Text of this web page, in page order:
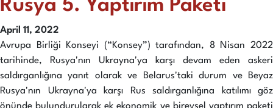
Rusya 5. Yaptırım Paketi
April 11, 2022
Avrupa Birliği Konseyi (“Konsey”) tarafından, 8 Nisan 2022
tarihinde, Rusya'nın Ukrayna'ya karşı devam eden askeri
saldırganlığına yanıt olarak ve Belarus'taki durum ve Beyaz
Rusya'nın Ukrayna'ya karşı Rus saldırganlığına katılımı göz
önünde bulundurularak ek ekonomik ve bireysel yaptırım paketi